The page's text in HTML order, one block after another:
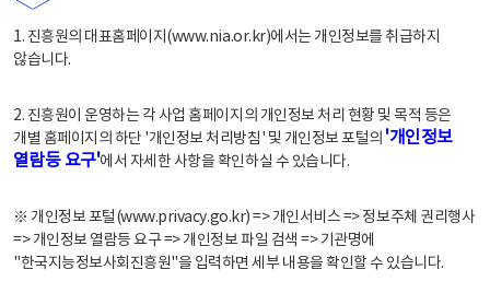
1. 진흥원의 대표홈페이지(www.nia.or.kr)에서는 개인정보를 취급하지
않습니다.
2. 진흥원이 운영하는 각 사업 홈페이지의 개인정보 처리 현황 및 목적 등은
개별 홈페이지의 하단 '개인정보 처리방침' 및 개인정보 포털의 '개인정보
열람등 요구'에서 자세한 사항을 확인하실 수 있습니다.
※ 개인정보 포털(www.privacy.go.kr) => 개인서비스 => 정보주체 권리행사
=> 개인정보 열람등 요구 => 개인정보 파일 검색 => 기관명에
"한국지능정보사회진흥원"을 입력하면 세부 내용을 확인할 수 있습니다.